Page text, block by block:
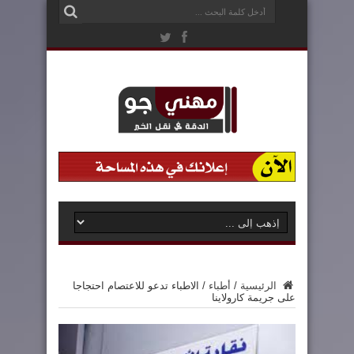
الرئيسية / أطباء / الاطباء تدعو للاعتصام احتجاجا
على جريمة كارولاينا